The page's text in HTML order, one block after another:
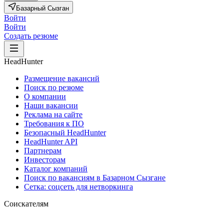
Базарный Сызган
Войти
Войти
Создать резюме
HeadHunter
Размещение вакансий
Поиск по резюме
О компании
Наши вакансии
Реклама на сайте
Требования к ПО
Безопасный HeadHunter
HeadHunter API
Партнерам
Инвесторам
Каталог компаний
Поиск по вакансиям в Базарном Сызгане
Сетка: соцсеть для нетворкинга
Соискателям